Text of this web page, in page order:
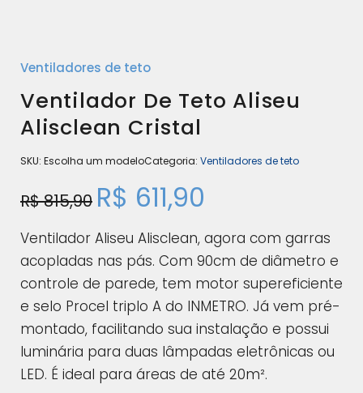
Ventiladores de teto
Ventilador De Teto Aliseu
Alisclean Cristal
SKU: Escolha um modeloCategoria: Ventiladores de teto
R$815,90 R$ 611,90
Ventilador Aliseu Alisclean, agora com garras
acopladas nas pás. Com 90cm de diâmetro e
controle de parede, tem motor supereficiente
e selo Procel triplo A do INMETRO. Já vem pré-
montado, facilitando sua instalação e possui
luminária para duas lâmpadas eletrônicas ou
LED. É ideal para áreas de até 20m².